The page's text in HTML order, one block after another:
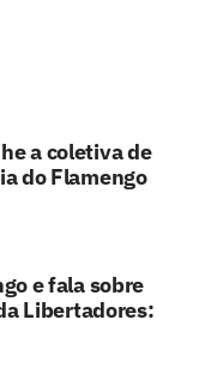
a coletiva de
do Flamengo
e fala sobre
Libertadores: